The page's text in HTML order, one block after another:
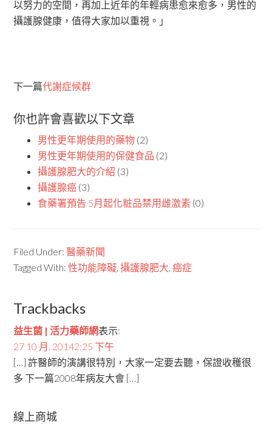
以努力的空間，再加上近年的年輕病患愈來愈多，男性的
攝護腺健康，值得大家加以重視。」
下一篇代謝症候群
你也許會喜歡以下文章
男性更年期使用的藥物 (2)
男性更年期使用的保健食品 (2)
攝護腺肥大的介紹 (3)
攝護腺癌 (3)
食藥署預告 5月起化粧品禁用雌激素 (0)
Filed Under:醫藥新聞
Tagged With:性功能障礙,攝護腺肥大,癌症
Trackbacks
益生菌 | 活力藥師網表示:
27 10 月, 20142:25 下午
[…] 許醫師的演講很特別，大家一定要去聽，保證收穫很
多 下一篇2008年病友大會 […]
線上商城